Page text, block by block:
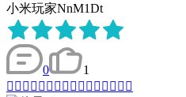
小米玩家NnM1Dt
0
1
👍🏿👍🏿👍🏿👍🏿👍🏿👍🏿👍🏿👍🏿